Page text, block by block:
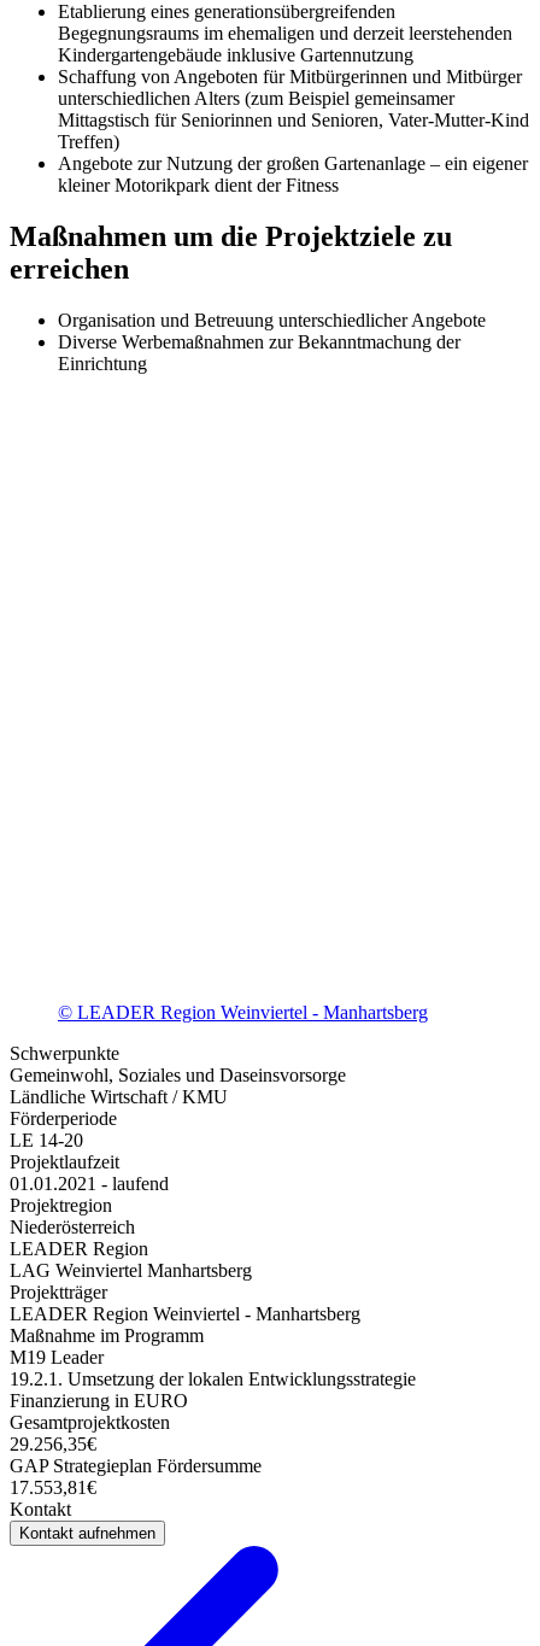
Etablierung eines generationsübergreifenden
Begegnungsraums im ehemaligen und derzeit leerstehenden
Kindergartengebäude inklusive Gartennutzung
Schaffung von Angeboten für Mitbürgerinnen und Mitbürger
unterschiedlichen Alters (zum Beispiel gemeinsamer
Mittagstisch für Seniorinnen und Senioren, Vater-Mutter-Kind
Treffen)
Angebote zur Nutzung der großen Gartenanlage – ein eigener
kleiner Motorikpark dient der Fitness
Maßnahmen um die Projektziele zu
erreichen
Organisation und Betreuung unterschiedlicher Angebote
Diverse Werbemaßnahmen zur Bekanntmachung der
Einrichtung
© LEADER Region Weinviertel - Manhartsberg
Schwerpunkte
Gemeinwohl, Soziales und Daseinsvorsorge
Ländliche Wirtschaft / KMU
Förderperiode
LE 14-20
Projektlaufzeit
01.01.2021 - laufend
Projektregion
Niederösterreich
LEADER Region
LAG Weinviertel Manhartsberg
Projektträger
LEADER Region Weinviertel - Manhartsberg
Maßnahme im Programm
M19 Leader
19.2.1. Umsetzung der lokalen Entwicklungsstrategie
Finanzierung in EURO
Gesamtprojektkosten
29.256,35€
GAP Strategieplan Fördersumme
17.553,81€
Kontakt
Kontakt aufnehmen